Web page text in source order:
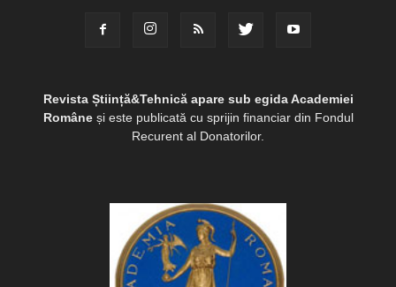
Revista Știință&Tehnică apare sub egida Academiei
Româneși este publicată cu sprijin financiar din Fondul
Recurent al Donatorilor.